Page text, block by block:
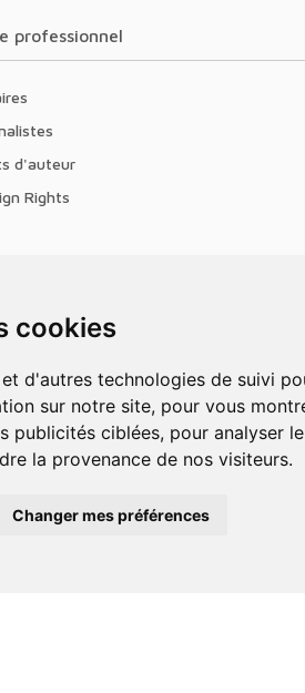
cookies
sur notre site, pour vous
publicités ciblées, pour analyser
la provenance de nos visiteurs.
Changer mes préférences
professionnel
d'auteur
Rights